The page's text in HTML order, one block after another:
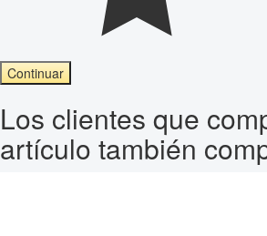
Continuar
Los clientes que
artículo también